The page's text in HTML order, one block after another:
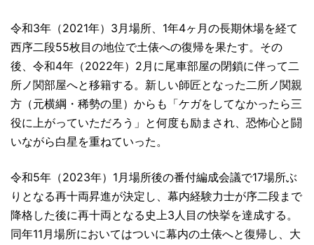
令和3年（2021年）3月場所、1年4ヶ月の長期休場を経て
西序二段55枚目の地位で土俵への復帰を果たす。その
後、令和4年（2022年）2月に尾車部屋の閉鎖に伴って二
所ノ関部屋へと移籍する。新しい師匠となった二所ノ関親
方（元横綱・稀勢の里）からも「ケガをしてなかったら三
役に上がっていただろう」と何度も励まされ、恐怖心と闘
いながら白星を重ねていった。
令和5年（2023年）1月場所後の番付編成会議で17場所ぶ
りとなる再十両昇進が決定し、幕内経験力士が序二段まで
降格した後に再十両となる史上3人目の快挙を達成する。
同年11月場所においてはついに幕内の土俵へと復帰し、大